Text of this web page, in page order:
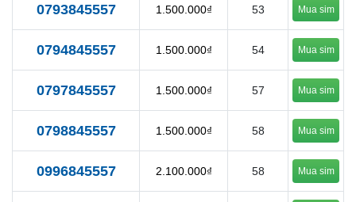
0793845557 1.500.000₫ 53 Mua sim
0794845557 1.500.000₫ 54 Mua sim
0797845557 1.500.000₫ 57 Mua sim
0798845557 1.500.000₫ 58 Mua sim
0996845557 2.100.000₫ 58 Mua sim